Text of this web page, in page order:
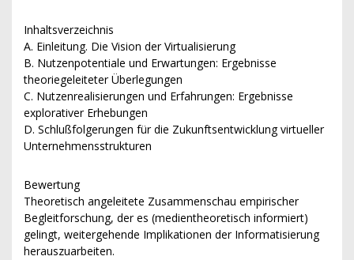
Inhaltsverzeichnis
A. Einleitung. Die Vision der Virtualisierung
B. Nutzenpotentiale und Erwartungen: Ergebnisse
theoriegeleiteter Überlegungen
C. Nutzenrealisierungen und Erfahrungen: Ergebnisse
explorativer Erhebungen
D. Schlußfolgerungen für die Zukunftsentwicklung virtueller
Unternehmensstrukturen
Bewertung
Theoretisch angeleitete Zusammenschau empirischer
Begleitforschung, der es (medientheoretisch informiert)
gelingt, weitergehende Implikationen der Informatisierung
herauszuarbeiten.